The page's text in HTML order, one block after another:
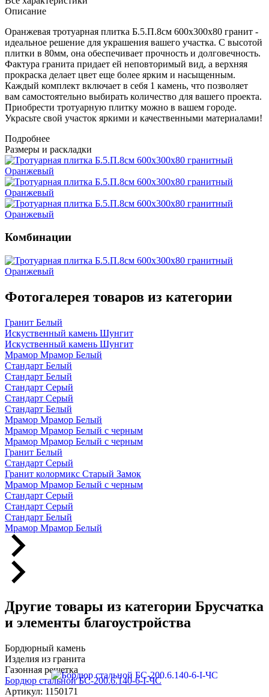
Описание
Оранжевая тротуарная плитка Б.5.П.8см 600х300х80 гранит -
идеальное решение для украшения вашего участка. С высотой
плитки в 80мм, она обеспечивает прочность и долговечность.
Фактура гранита придает ей неповторимый вид, а верхняя
прокраска делает цвет еще более ярким и насыщенным.
Каждый комплект включает в себя 1 камень, что позволяет
вам самостоятельно выбирать количество для вашего проекта.
Приобрести тротуарную плитку можно в вашем городе.
Украсьте свой участок яркими и качественными материалами!
Подробнее
Размеры и раскладки
Комбинации
Фотогалерея товаров из категории
Гранит Белый
Искуственный камень Шунгит
Искуственный камень Шунгит
Мрамор Мрамор Белый
Стандарт Белый
Стандарт Белый
Стандарт Серый
Стандарт Серый
Стандарт Белый
Мрамор Мрамор Белый
Мрамор Мрамор Белый с черным
Мрамор Мрамор Белый с черным
Гранит Белый
Стандарт Серый
Гранит колормикс Старый Замок
Мрамор Мрамор Белый с черным
Стандарт Серый
Стандарт Серый
Стандарт Белый
Мрамор Мрамор Белый
Другие товары из категории Брусчатка
и элементы благоустройства
Бордюрный камень
Изделия из гранита
Газонная решетка
Бордюр стальной БС-200.6.140-6-I-ЧС
Артикул: 1150171